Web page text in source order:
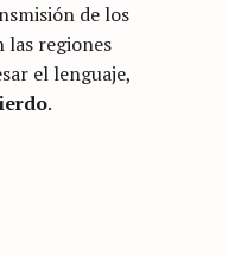
de los
las regiones
el lenguaje,
.